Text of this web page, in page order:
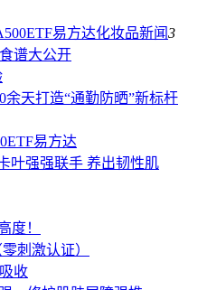
易方达化妆品新闻3
谱大公开
天打造“通勤防晒”新标杆
易方达
叶强强联手 养出韧性肌
度！
刺激认证）
收